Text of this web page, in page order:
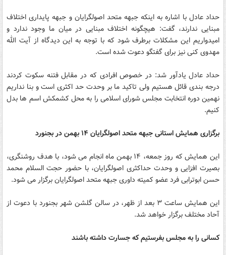
حداد عادل با اشاره به اینکه جبهه متحد اصولگرایان و جبهه پایداری اختلاف
مبنایی ندارند، گفت: هیچگونه اختلاف مبنایی در میان ما وجود ندارد و
امیدواریم این مشکلات برطرف شود که با توجه به این دیدگاه از آیت الله
مهدوی کنی نیز برای گفتگو دعوت شده است.
حداد عادل یادآور شد: در خصوص افرادی که در مقابل فتنه سکوت کردند
درجه بندی قائل هستیم ولی تاکید ما بر وحدت حد اکثری است و بنا نداریم
نهمین دوره انتخابت مجلس شورای اسلامی را به محل کشمکش اسم ها بدل
کنیم.
برگزاری همایش استانی جبهه متحد اصولگرایان ۱۴ بهمن در بجنورد
این همایش که روز جمعه، ۱۴ بهمن ماه انجام می شود، با هدف روشنگری،
بصیرت افزایی و وحدت حداکثری اصولگرایان، با حضور حجت السلام محمد
حسن ابوترابی فرد عضو کمیته داوری جبهه متحد اصولگرایان برگزار می شود.
این همایش ساعت ۳ بعد از ظهر، در سالن گلشن شهر بجنورد با دعوت از
آحاد مختلف برگزار خواهد شد.
کسانی را به مجلس بفرستیم که جسارت داشته باشند